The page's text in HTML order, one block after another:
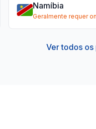
Namíbia
Geralmente requer
Ver todos